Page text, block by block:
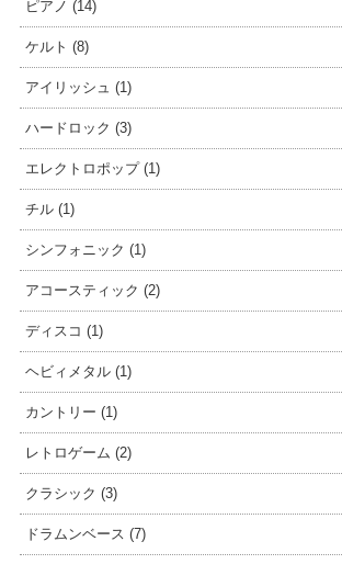
ピアノ (14)
ケルト (8)
アイリッシュ (1)
ハードロック (3)
エレクトロポップ (1)
チル (1)
シンフォニック (1)
アコースティック (2)
ディスコ (1)
ヘビィメタル (1)
カントリー (1)
レトロゲーム (2)
クラシック (3)
ドラムンベース (7)